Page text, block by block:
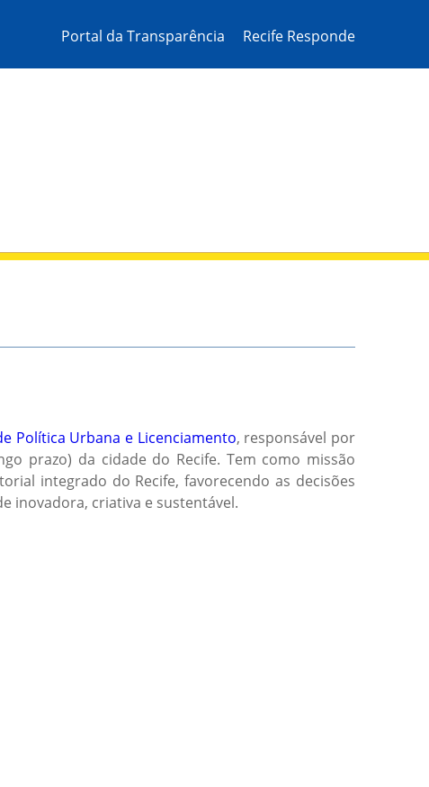
Portal da Transparência
Recife Responde
Política Urbana e Licenciamento, responsável por
prazo) da cidade do Recife. Tem como missão
integrado do Recife, favorecendo as decisões
inovadora, criativa e sustentável.